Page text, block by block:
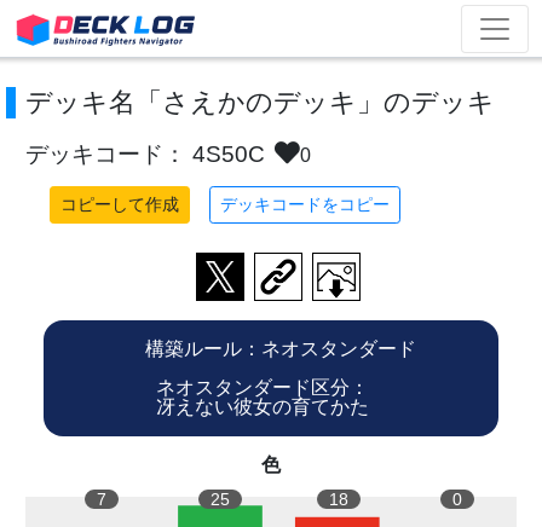
デッキ名「さえかのデッキ」のデッキ
デッキコード： 4S50C 0
コピーして作成 デッキコードをコピー
構築ルール：ネオスタンダード
ネオスタンダード区分：
冴えない彼女の育てかた
色
7 25 18 0